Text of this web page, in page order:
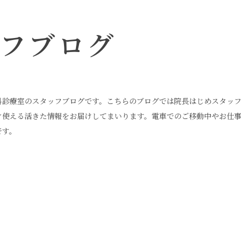
ブログ
診療室のスタッフブログです。こちらのブログでは院長はじめスタッ
使える活きた情報をお届けしてまいります。電車でのご移動中やお仕
。